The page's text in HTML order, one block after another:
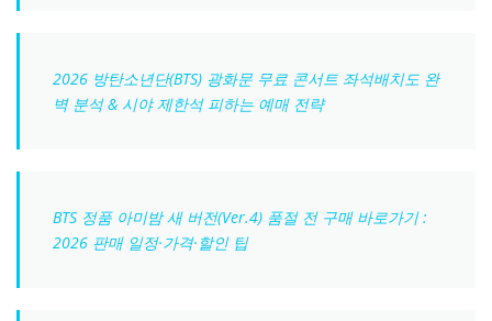
2026 방탄소년단(BTS) 광화문 무료 콘서트 좌석배치도 완
벽 분석 & 시야 제한석 피하는 예매 전략
BTS 정품 아미밤 새 버전(Ver.4) 품절 전 구매 바로가기 :
2026 판매 일정·가격·할인 팁